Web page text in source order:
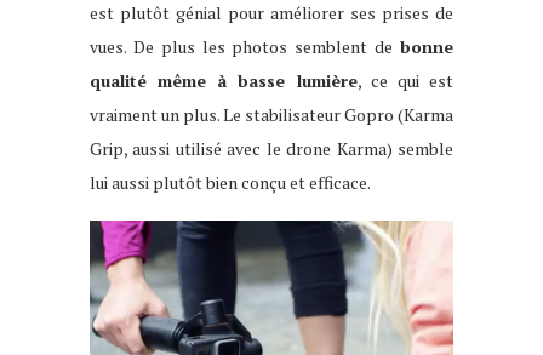
est plutôt génial pour améliorer ses prises de
vues. De plus les photos semblent de bonne
qualité même à basse lumière, ce qui est
vraiment un plus. Le stabilisateur Gopro (Karma
Grip, aussi utilisé avec le drone Karma) semble
lui aussi plutôt bien conçu et efficace.